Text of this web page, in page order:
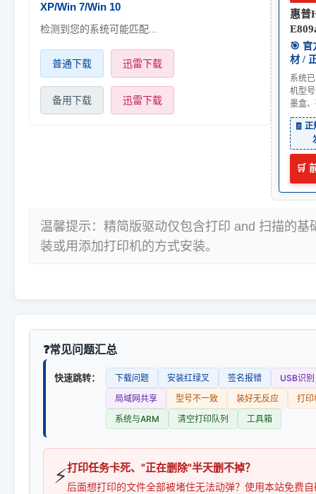
XP/Win 7/Win 10
检测到您的系统可能匹配...
普通下载 迅雷下载
备用下载 迅雷下载
惠普
🎯 官
材 /
系统
机型
墨盒
🧾
🛒
温馨提示：精简版驱动仅包含打印 and 扫描的基
装或用添加打印机的方式安装。
常见问题汇总
快速跳转： 下载问题 安装红绿叉 签名报错
USB识别
局域网共享
型号不一致 装好无反应
打印
系统与ARM
清空打印队列 工具箱
⚡打印任务卡死、"正在删除"半天删不掉？
后面想打印的文件全部被堵住无法动弹？使用本站免费